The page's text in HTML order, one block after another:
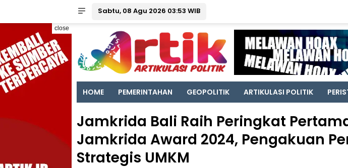
Sabtu, 08 Agu 2026 03:53 WIB
close
HOME PEMERINTAHAN GEOPOLITIK ARTIKULASI POLITIK
Jamkrida Bali Raih Peringkat
Jamkrida Award 2024, Pengakuan
Strategis UMKM